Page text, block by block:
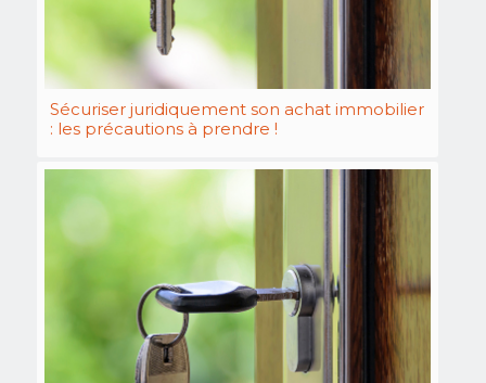
Sécuriser juridiquement son achat immobilier
: les précautions à prendre !